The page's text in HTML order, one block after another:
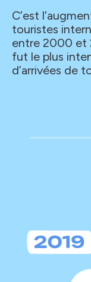
C’est
touristes
entre 2000 et
fut le plus
d’arrivées de